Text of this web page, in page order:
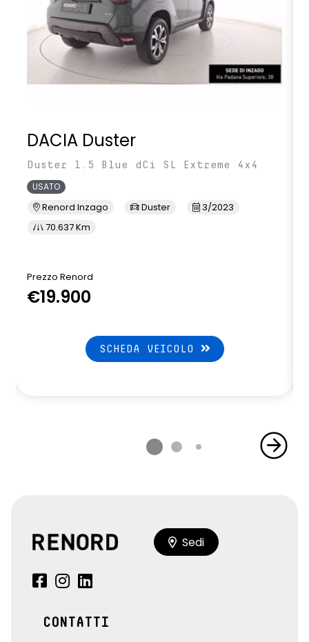
DACIA Duster
Duster 1.5 Blue dCi SL Extreme 4x4
USATO
Renord Inzago Duster
3/2023
70.637 Km
Prezzo Renord
€19.900
SCHEDA VEICOLO
Sedi
CONTATTI